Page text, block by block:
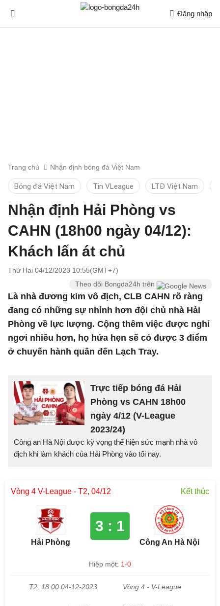
Đăng nhập
Trang chủ Nhận định bóng đá Việt Nam
Bóng đá Việt Nam Tin VLeague LTĐ Việt Nam
Nhận định Hải Phòng vs
CAHN (18h00 ngày 04/12):
Khách lấn át chủ
Thứ Hai 04/12/2023 10:55(GMT+7)
Theo dõi Bongda24h trên
Là nhà đương kim vô địch, CLB CAHN rõ ràng
đang có những sự nhỉnh hơn đội chủ nhà Hải
Phòng về lực lượng. Cộng thêm việc được nghỉ
ngơi nhiều hơn, họ hứa hẹn sẽ có được 3 điểm
ở chuyến hành quân đến Lạch Tray.
Trực tiếp bóng đá Hải
Phòng vs CAHN 18h00
ngày 4/12 (V-League
2023/24)
Công an Hà Nội được kỳ vọng thể hiện sức mạnh nhà vô
địch khi làm khách của Hải Phòng vào tối nay.